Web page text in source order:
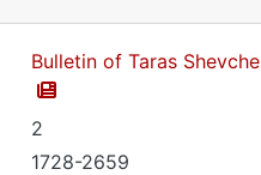
Bulletin of Taras
2
1728-2659